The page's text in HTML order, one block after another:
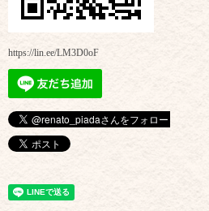
https://lin.ee/LM3D0oF